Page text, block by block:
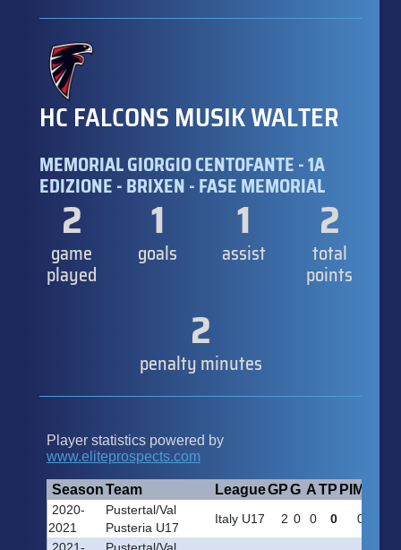
HC FALCONS MUSIK WALTER
MEMORIAL GIORGIO CENTOFANTE - 1A
EDIZIONE - BRIXEN - FASE MEMORIAL
2
game
played
1
goals
1
assist
2
total
points
2
penalty minutes